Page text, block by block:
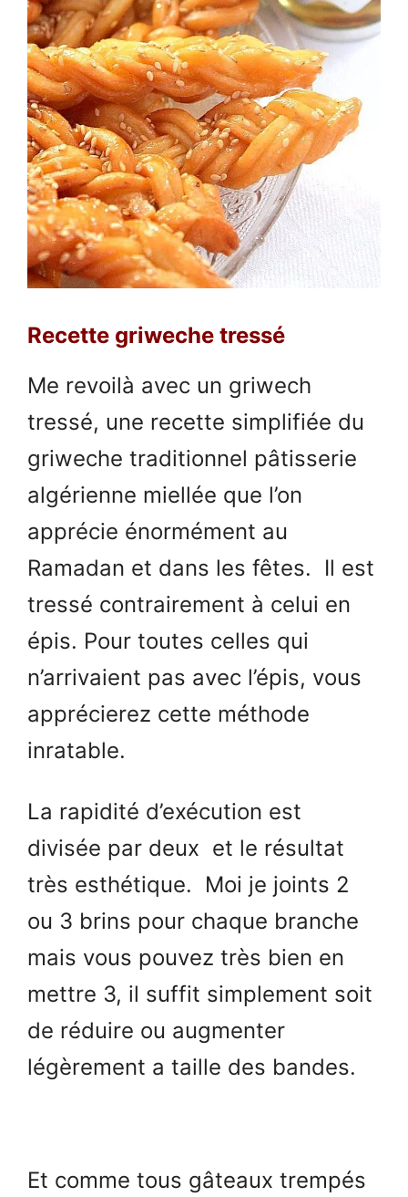
Recette griweche tressé
Me revoilà avec un griwech
tressé, une recette simplifiée du
griweche traditionnel pâtisserie
algérienne miellée que l’on
apprécie énormément au
Ramadan et dans les fêtes. Il est
tressé contrairement à celui en
épis. Pour toutes celles qui
n’arrivaient pas avec l’épis, vous
apprécierez cette méthode
inratable.
La rapidité d’exécution est
divisée par deux et le résultat
très esthétique. Moi je joints 2
ou 3 brins pour chaque branche
mais vous pouvez très bien en
mettre 3, il suffit simplement soit
de réduire ou augmenter
légèrement a taille des bandes.
Et comme tous gâteaux trempés